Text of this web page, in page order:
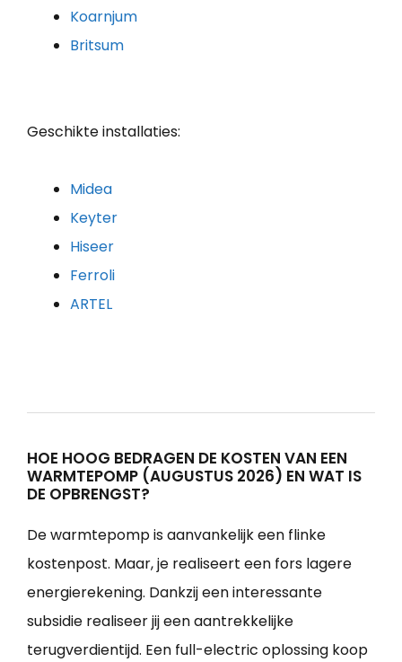
Koarnjum
Britsum
Geschikte installaties:
Midea
Keyter
Hiseer
Ferroli
ARTEL
HOE HOOG BEDRAGEN DE KOSTEN VAN EEN
WARMTEPOMP (AUGUSTUS 2026) EN WAT IS
DE OPBRENGST?
De warmtepomp is aanvankelijk een flinke
kostenpost. Maar, je realiseert een fors lagere
energierekening. Dankzij een interessante
subsidie realiseer jij een aantrekkelijke
terugverdientijd. Een full-electric oplossing koop